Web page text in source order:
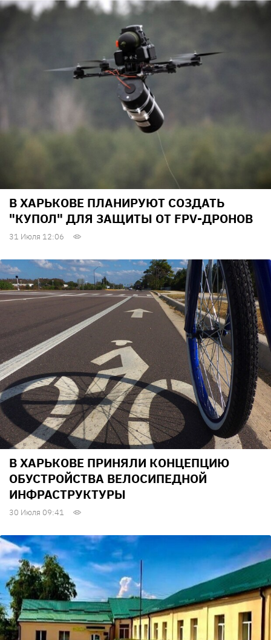
В ХАРЬКОВЕ ПЛАНИРУЮТ СОЗДАТЬ
"КУПОЛ" ДЛЯ ЗАЩИТЫ ОТ FPV-ДРОНОВ
31 Июля 12:06
В ХАРЬКОВЕ ПРИНЯЛИ КОНЦЕПЦИЮ
ОБУСТРОЙСТВА ВЕЛОСИПЕДНОЙ
ИНФРАСТРУКТУРЫ
30 Июля 09:41